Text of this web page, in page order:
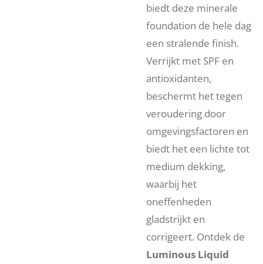
biedt deze minerale
foundation de hele dag
een stralende finish.
Verrijkt met SPF en
antioxidanten,
beschermt het tegen
veroudering door
omgevingsfactoren en
biedt het een lichte tot
medium dekking,
waarbij het
oneffenheden
gladstrijkt en
corrigeert. Ontdek de
Luminous Liquid